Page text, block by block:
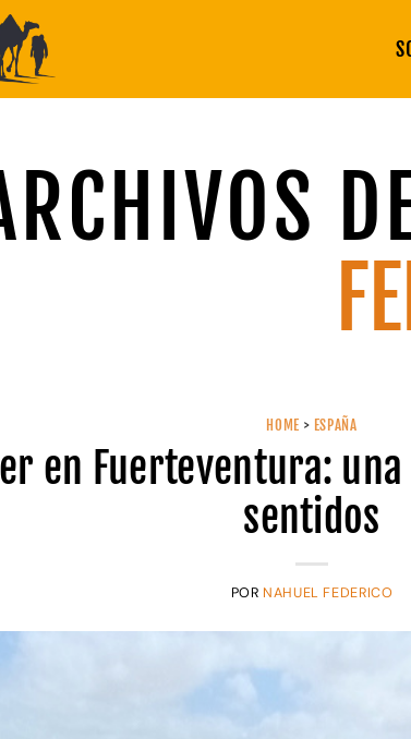
HOME > ESPAÑA
en Fuerteventura:
sentidos
POR NAHUEL FEDERICO